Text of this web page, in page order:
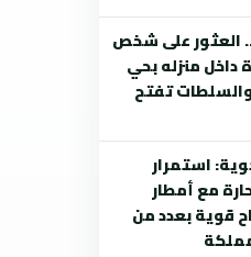
العثور على شخص
داخل منزله بحي
تفتح
استمرار
مع أمطار
قوية بعدد من